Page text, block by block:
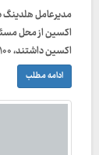
اکسین از محل
اکسین داشتند، ۱۰۰ سری جهیزیه را به جوانان نیازمند اهدا کنیم.
ادامه مطلب